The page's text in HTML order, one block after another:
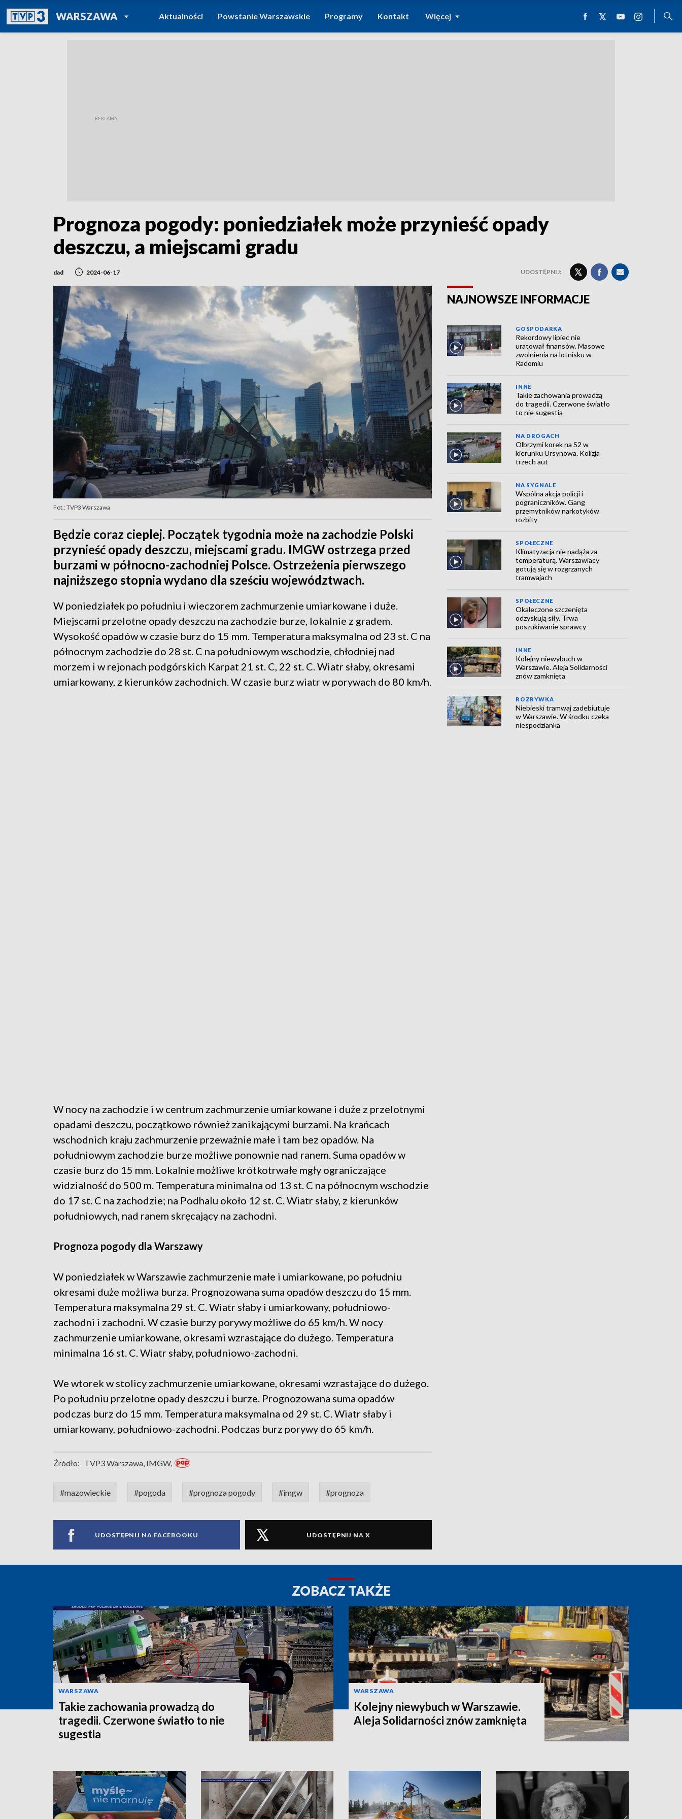
WARSZAWAPOWRÓT DO
TVP REGIONY
Aktualności Powstanie Warszawskie Programy Kontakt Więcej
Prognoza pogody: poniedziałek może przynieść opady
deszczu, a miejscami gradu
dad 2024-06-17 UDOSTĘPNIJ:
Fot.: TVP3 Warszawa
Będzie coraz cieplej. Początek tygodnia może na zachodzie Polski
przynieść opady deszczu, miejscami gradu. IMGW ostrzega przed
burzami w północno-zachodniej Polsce. Ostrzeżenia pierwszego
najniższego stopnia wydano dla sześciu województwach.
W poniedziałek po południu i wieczorem zachmurzenie umiarkowane i duże.
Miejscami przelotne opady deszczu na zachodzie burze, lokalnie z gradem.
Wysokość opadów w czasie burz do 15 mm. Temperatura maksymalna od 23 st. C na
północnym zachodzie do 28 st. C na południowym wschodzie, chłodniej nad
morzem i w rejonach podgórskich Karpat 21 st. C, 22 st. C. Wiatr słaby, okresami
umiarkowany, z kierunków zachodnich. W czasie burz wiatr w porywach do 80 km/h.
W nocy na zachodzie i w centrum zachmurzenie umiarkowane i duże z przelotnymi
opadami deszczu, początkowo również zanikającymi burzami. Na krańcach
wschodnich kraju zachmurzenie przeważnie małe i tam bez opadów. Na
południowym zachodzie burze możliwe ponownie nad ranem. Suma opadów w
czasie burz do 15 mm. Lokalnie możliwe krótkotrwałe mgły ograniczające
widzialność do 500 m. Temperatura minimalna od 13 st. C na północnym wschodzie
do 17 st. C na zachodzie; na Podhalu około 12 st. C. Wiatr słaby, z kierunków
południowych, nad ranem skręcający na zachodni.
Prognoza pogody dla Warszawy
W poniedziałek w Warszawie zachmurzenie małe i umiarkowane, po południu
okresami duże możliwa burza. Prognozowana suma opadów deszczu do 15 mm.
Temperatura maksymalna 29 st. C. Wiatr słaby i umiarkowany, południowo-
zachodni i zachodni. W czasie burzy porywy możliwe do 65 km/h. W nocy
zachmurzenie umiarkowane, okresami wzrastające do dużego. Temperatura
minimalna 16 st. C. Wiatr słaby, południowo-zachodni.
We wtorek w stolicy zachmurzenie umiarkowane, okresami wzrastające do dużego.
Po południu przelotne opady deszczu i burze. Prognozowana suma opadów
podczas burz do 15 mm. Temperatura maksymalna od 29 st. C. Wiatr słaby i
umiarkowany, południowo-zachodni. Podczas burz porywy do 65 km/h.
Źródło: TVP3 Warszawa, IMGW,
#mazowieckie #pogoda #prognoza pogody #imgw #prognoza
UDOSTĘPNIJ NA FACEBOOKU UDOSTĘPNIJ NA X
NAJNOWSZE INFORMACJE
GOSPODARKA
Rekordowy lipiec nie
uratował finansów. Masowe
zwolnienia na lotnisku w
Radomiu
INNE
Takie zachowania prowadzą
do tragedii. Czerwone światło
to nie sugestia
NA DROGACH
Olbrzymi korek na S2 w
kierunku Ursynowa. Kolizja
trzech aut
NA SYGNALE
Wspólna akcja policji i
pograniczników. Gang
przemytników narkotyków
rozbity
SPOŁECZNE
Klimatyzacja nie nadąża za
temperaturą. Warszawiacy
gotują się w rozgrzanych
tramwajach
SPOŁECZNE
Okaleczone szczenięta
odzyskują siły. Trwa
poszukiwanie sprawcy
INNE
Kolejny niewybuch w
Warszawie. Aleja Solidarności
znów zamknięta
ROZRYWKA
Niebieski tramwaj zadebiutuje
w Warszawie. W środku czeka
niespodzianka
ZOBACZ TAKŻE
WARSZAWA
Takie zachowania prowadzą do
tragedii. Czerwone światło to nie
sugestia
WARSZAWA
Kolejny niewybuch w Warszawie.
Aleja Solidarności znów zamknięta